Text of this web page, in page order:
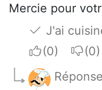
Mercie pour
J'ai
I apreciate
I
Réponse